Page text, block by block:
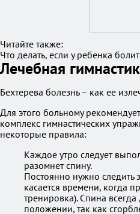
Читайте также:
Что делать, если у ребенка
Лечебная
Бехтерева болезнь – как ее
Для этого больному
комплекс гимнастических
некоторые правила:
Каждое утро следует
разомнет спину.
Постоянно нужно следить
касается времени, когда
тренировка). Спина
положении, так как